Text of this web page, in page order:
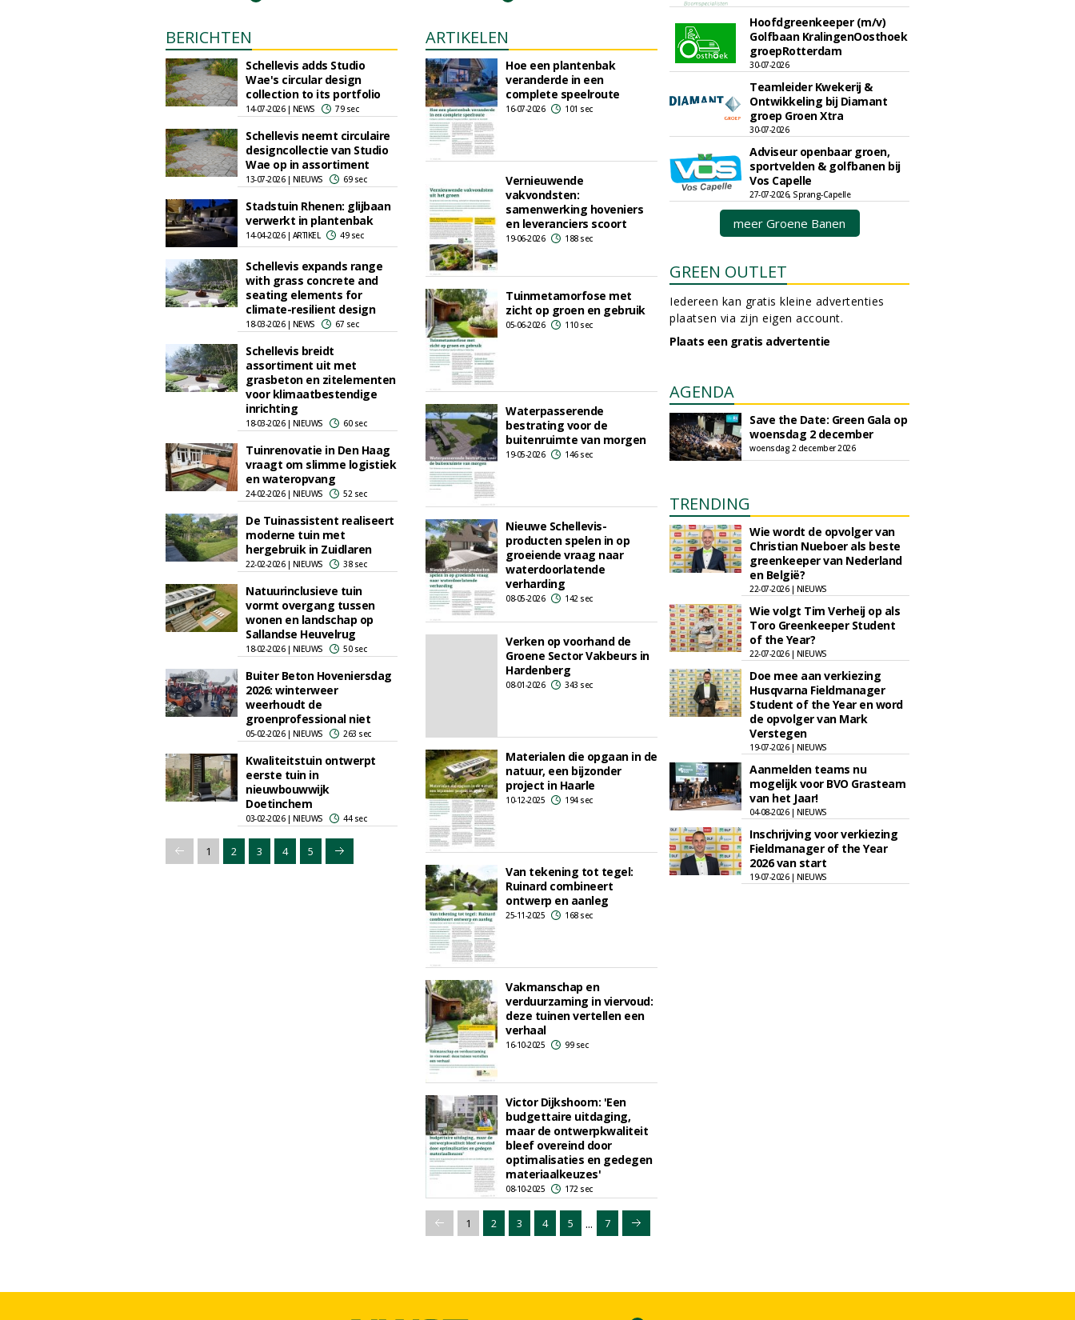
BERICHTEN
Schellevis adds Studio
Wae's circular design
collection to its portfolio
14-07-2026 | NEWS 79 sec
Schellevis neemt circulaire
designcollectie van Studio
Wae op in assortiment
13-07-2026 | NIEUWS 69 sec
Stadstuin Rhenen: glijbaan
verwerkt in plantenbak
14-04-2026 | ARTIKEL 49 sec
Schellevis expands range
with grass concrete and
seating elements for
climate-resilient design
18-03-2026 | NEWS 67 sec
Schellevis breidt
assortiment uit met
grasbeton en zitelementen
voor klimaatbestendige
inrichting
18-03-2026 | NIEUWS 60 sec
Tuinrenovatie in Den Haag
vraagt om slimme logistiek
en wateropvang
24-02-2026 | NIEUWS 52 sec
De Tuinassistent realiseert
moderne tuin met
hergebruik in Zuidlaren
22-02-2026 | NIEUWS 38 sec
Natuurinclusieve tuin
vormt overgang tussen
wonen en landschap op
Sallandse Heuvelrug
18-02-2026 | NIEUWS 50 sec
Buiter Beton Hoveniersdag
2026: winterweer
weerhoudt de
groenprofessional niet
05-02-2026 | NIEUWS 263 sec
Kwaliteitstuin ontwerpt
eerste tuin in
nieuwbouwwijk
Doetinchem
03-02-2026 | NIEUWS 44 sec
1 2 3 4 5
ARTIKELEN
Hoe een plantenbak
veranderde in een
complete speelroute
16-07-2026 101 sec
Vernieuwende
vakvondsten:
samenwerking hoveniers
en leveranciers scoort
19-06-2026 188 sec
Tuinmetamorfose met
zicht op groen en gebruik
05-06-2026 110 sec
Waterpasserende
bestrating voor de
buitenruimte van morgen
19-05-2026 146 sec
Nieuwe Schellevis-
producten spelen in op
groeiende vraag naar
waterdoorlatende
verharding
08-05-2026 142 sec
Verken op voorhand de
Groene Sector Vakbeurs in
Hardenberg
08-01-2026 343 sec
Materialen die opgaan in de
natuur, een bijzonder
project in Haarle
10-12-2025 194 sec
Van tekening tot tegel:
Ruinard combineert
ontwerp en aanleg
25-11-2025 168 sec
Vakmanschap en
verduurzaming in viervoud:
deze tuinen vertellen een
verhaal
16-10-2025 99 sec
Victor Dijkshoorn: 'Een
budgettaire uitdaging,
maar de ontwerpkwaliteit
bleef overeind door
optimalisaties en gedegen
materiaalkeuzes'
08-10-2025 172 sec
1 2 3 4 5 ... 7
Hoofdgreenkeeper (m/v)
Golfbaan KralingenOosthoek
groepRotterdam
30-07-2026
Teamleider Kwekerij &
Ontwikkeling bij Diamant
groep Groen Xtra
30-07-2026
Adviseur openbaar groen,
sportvelden & golfbanen bij
Vos Capelle
27-07-2026, Sprang-Capelle
meer Groene Banen
GREEN OUTLET
Iedereen kan gratis kleine advertenties
plaatsen via zijn eigen account.
Plaats een gratis advertentie
AGENDA
Save the Date: Green Gala op
woensdag 2 december
woensdag 2 december 2026
TRENDING
Wie wordt de opvolger van
Christian Nueboer als beste
greenkeeper van Nederland
en België?
22-07-2026 | NIEUWS
Wie volgt Tim Verheij op als
Toro Greenkeeper Student
of the Year?
22-07-2026 | NIEUWS
Doe mee aan verkiezing
Husqvarna Fieldmanager
Student of the Year en word
de opvolger van Mark
Verstegen
19-07-2026 | NIEUWS
Aanmelden teams nu
mogelijk voor BVO Grasteam
van het Jaar!
04-08-2026 | NIEUWS
Inschrijving voor verkiezing
Fieldmanager of the Year
2026 van start
19-07-2026 | NIEUWS